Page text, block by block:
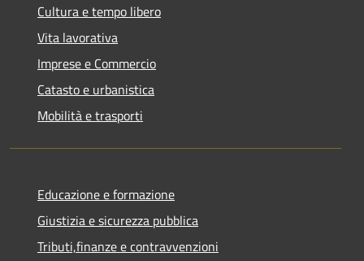
Cultura e tempo libero
Vita lavorativa
Imprese e Commercio
Catasto e urbanistica
Mobilità e trasporti
Educazione e formazione
Giustizia e sicurezza pubblica
Tributi,finanze e contravvenzioni